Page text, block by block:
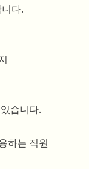
다.
습니다.
하는 직원